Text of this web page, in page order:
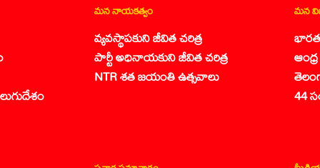
మన నాయకత్వం
వ్యవస్థాపకుని జీవిత చరిత్ర
పార్టీ అధినాయకుని జీవిత చరిత్ర
NTR శత జయంతి ఉత్సవాలు
మన
44